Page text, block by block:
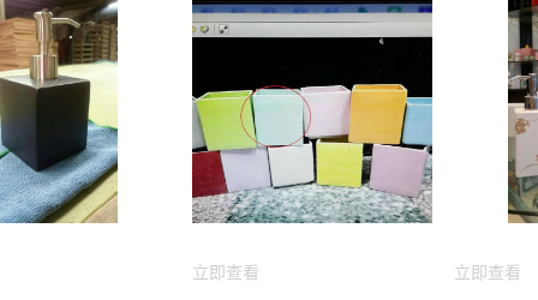
立即查看 立即查看